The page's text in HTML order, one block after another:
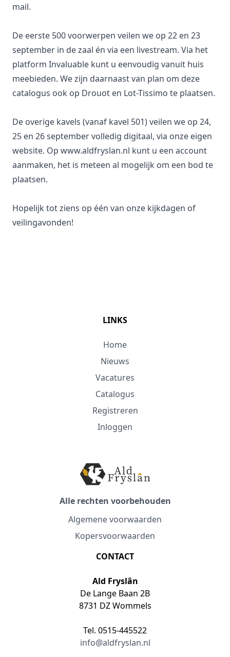
mail.
De eerste 500 voorwerpen veilen we op 22 en 23
september in de zaal én via een livestream. Via het
platform Invaluable kunt u eenvoudig vanuit huis
meebieden. We zijn daarnaast van plan om deze
catalogus ook op Drouot en Lot-Tissimo te plaatsen.
De overige kavels (vanaf kavel 501) veilen we op 24,
25 en 26 september volledig digitaal, via onze eigen
website. Op www.aldfryslan.nl kunt u een account
aanmaken, het is meteen al mogelijk om een bod te
plaatsen.
Hopelijk tot ziens op één van onze kijkdagen of
veilingavonden!
LINKS
Home
Nieuws
Vacatures
Catalogus
Registreren
Inloggen
Alle rechten voorbehouden
Algemene voorwaarden
Kopersvoorwaarden
CONTACT
Ald Fryslân
De Lange Baan 2B
8731 DZ Wommels
Tel. 0515-445522
info@aldfryslan.nl